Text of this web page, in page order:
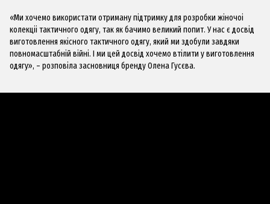
«Ми хочемо використати отриману підтримку для розробки жіночоі
колекціі тактичного одягу, так як бачимо великий попит. У нас є досвід
виготовлення якісного тактичного одягу, який ми здобули завдяки
повномасштабній війні. І ми цей досвід хочемо втілити у виготовлення
одягу», – розповіла засновниця бренду Олена Гусєва.